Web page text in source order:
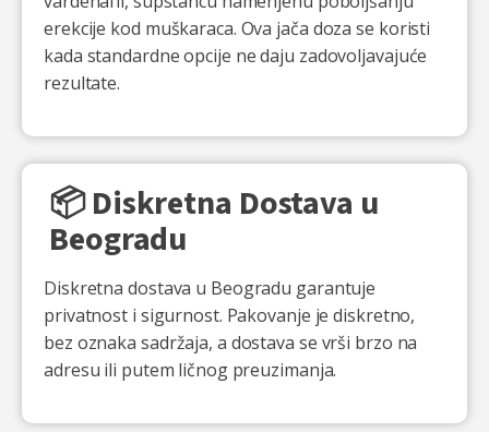
erekcije kod muškaraca. Ova jača doza se koristi
kada standardne opcije ne daju zadovoljavajuće
rezultate.
📦 Diskretna Dostava u
Beogradu
Diskretna dostava u Beogradu garantuje
privatnost i sigurnost. Pakovanje je diskretno,
bez oznaka sadržaja, a dostava se vrši brzo na
adresu ili putem ličnog preuzimanja.